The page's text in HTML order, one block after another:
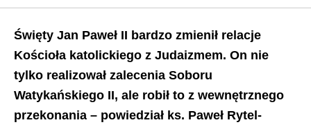
Święty Jan Paweł II bardzo zmienił relacje
Kościoła katolickiego z Judaizmem. On nie
tylko realizował zalecenia Soboru
Watykańskiego II, ale robił to z wewnętrznego
przekonania – powiedział ks. Paweł Rytel-